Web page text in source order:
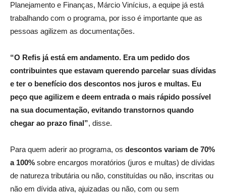
Planejamento e Finanças, Márcio Vinícius, a equipe já está
trabalhando com o programa, por isso é importante que as
pessoas agilizem as documentações.
“O Refis já está em andamento. Era um pedido dos
contribuintes que estavam querendo parcelar suas dívidas
e ter o benefício dos descontos nos juros e multas. Eu
peço que agilizem e deem entrada o mais rápido possível
na sua documentação, evitando transtornos quando
chegar ao prazo final”, disse.
Para quem aderir ao programa, os descontos variam de 70%
a 100% sobre encargos moratórios (juros e multas) de dívidas
de natureza tributária ou não, constituídas ou não, inscritas ou
não em dívida ativa, ajuizadas ou não, com ou sem